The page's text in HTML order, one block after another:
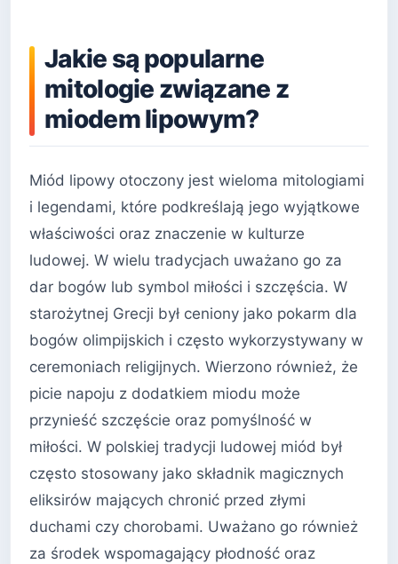
Jakie są popularne
mitologie związane z
miodem lipowym?
Miód lipowy otoczony jest wieloma mitologiami
i legendami, które podkreślają jego wyjątkowe
właściwości oraz znaczenie w kulturze
ludowej. W wielu tradycjach uważano go za
dar bogów lub symbol miłości i szczęścia. W
starożytnej Grecji był ceniony jako pokarm dla
bogów olimpijskich i często wykorzystywany w
ceremoniach religijnych. Wierzono również, że
picie napoju z dodatkiem miodu może
przynieść szczęście oraz pomyślność w
miłości. W polskiej tradycji ludowej miód był
często stosowany jako składnik magicznych
eliksirów mających chronić przed złymi
duchami czy chorobami. Uważano go również
za środek wspomagający płodność oraz